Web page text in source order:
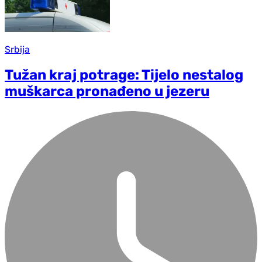
Srbija
Tužan kraj potrage: Tijelo nestalog
muškarca pronađeno u jezeru